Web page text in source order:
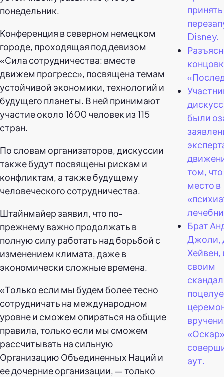
понедельник.
Конференция в северном немецком
городе, проходящая под девизом
«Сила сотрудничества: вместе
движем прогресс», посвящена темам
устойчивой экономики, технологий и
будущего планеты. В ней принимают
участие около 1600 человек из 115
стран.
По словам организаторов, дискуссии
также будут посвящены рискам и
конфликтам, а также будущему
человеческого сотрудничества.
Штайнмайер заявил, что по-
прежнему важно продолжать в
полную силу работать над борьбой с
изменением климата, даже в
экономически сложные времена.
«Только если мы будем более тесно
сотрудничать на международном
уровне и сможем опираться на общие
правила, только если мы сможем
рассчитывать на сильную
Организацию Объединенных Наций и
ее дочерние организации, — только
Disney.
были
том,
место в
Брат
Джоли,
Хейвен,
своим
аут.